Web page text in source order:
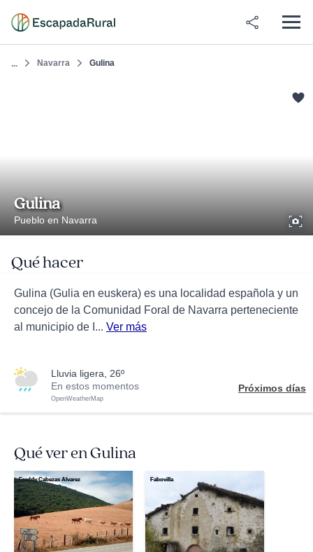
... Navarra Gulina
Gulina
Pueblo en Navarra
Qué hacer
Gulina (Gulia en euskera) es una localidad española y un
concejo de la Comunidad Foral de Navarra perteneciente
al municipio de I... Ver más
lluvia ligera, 26º
En estos momentos
OpenWeatherMap
Próximos días
Qué ver en Gulina
Freddy Cabezas Alvarez Fabovilla